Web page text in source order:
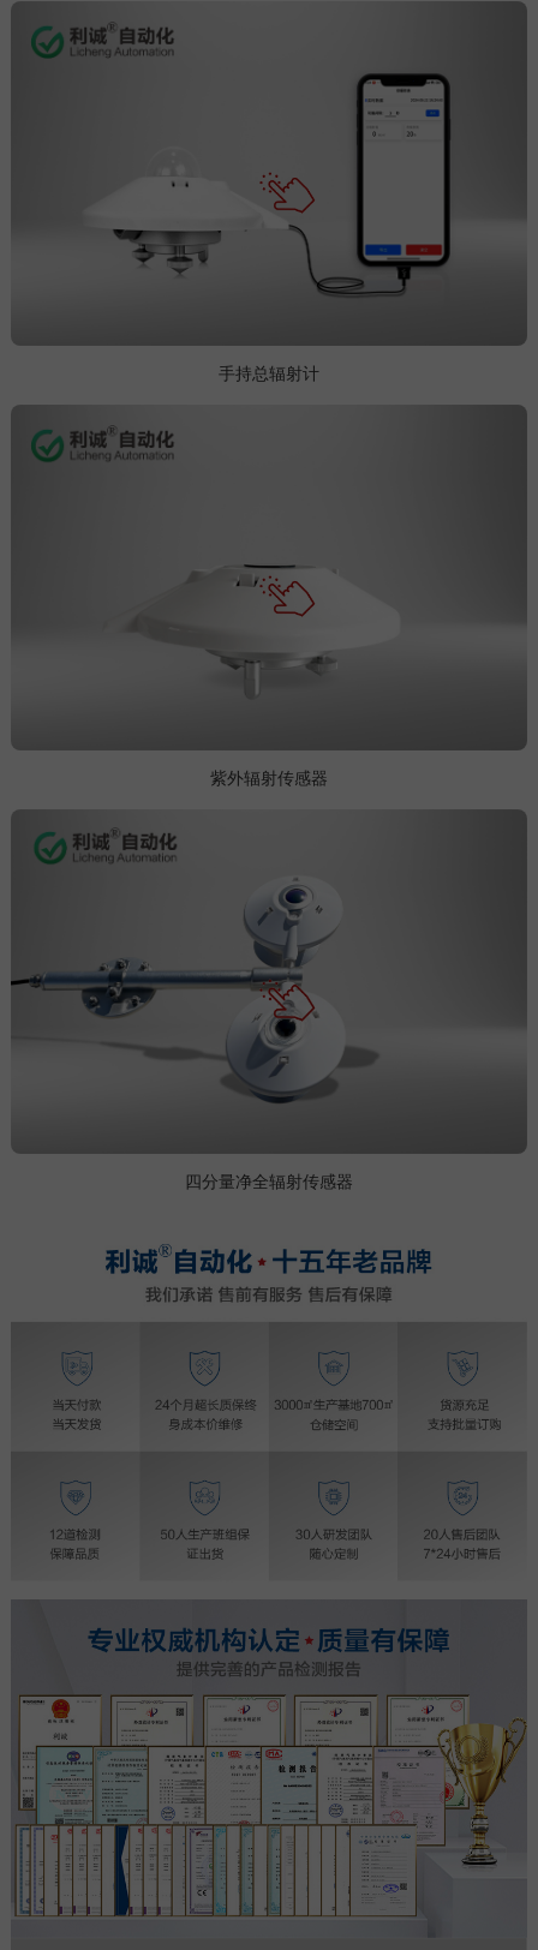
手持总辐射计
紫外辐射传感器
四分量净全辐射传感器